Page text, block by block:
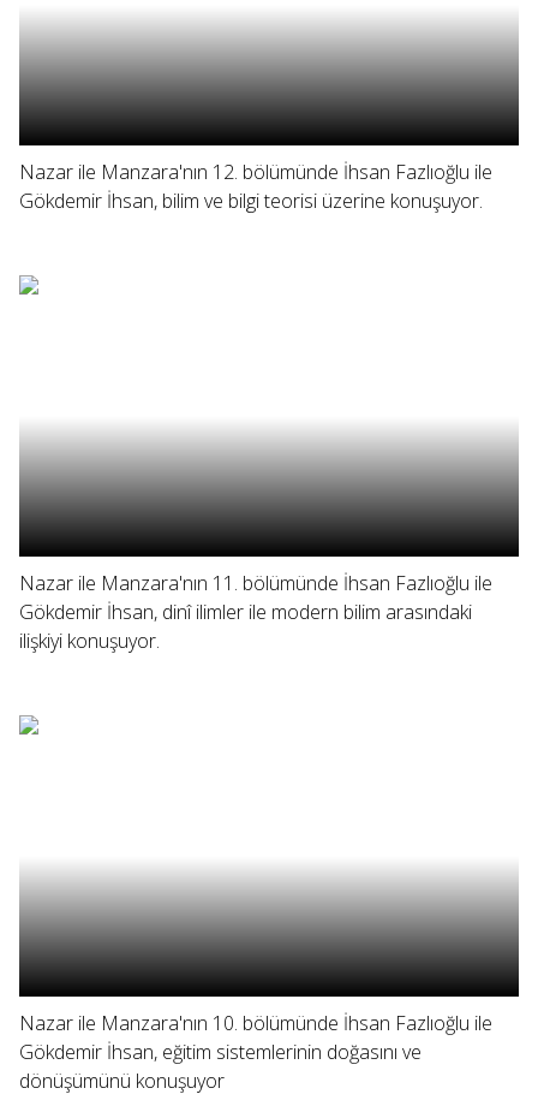
Nazar ile Manzara'nın 12. bölümünde İhsan Fazlıoğlu ile
Gökdemir İhsan, bilim ve bilgi teorisi üzerine konuşuyor.
Nazar ile Manzara'nın 11. bölümünde İhsan Fazlıoğlu ile
Gökdemir İhsan, dinî ilimler ile modern bilim arasındaki
ilişkiyi konuşuyor.
Nazar ile Manzara'nın 10. bölümünde İhsan Fazlıoğlu ile
Gökdemir İhsan, eğitim sistemlerinin doğasını ve
dönüşümünü konuşuyor